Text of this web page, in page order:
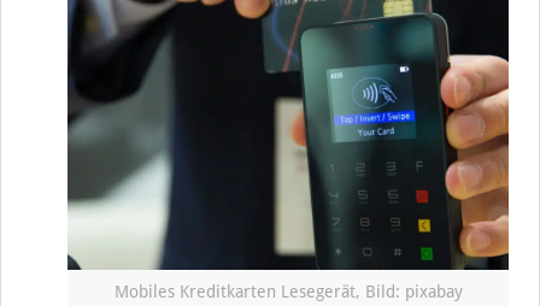
Mobiles Kreditkarten Lesegerät, Bild: pixabay